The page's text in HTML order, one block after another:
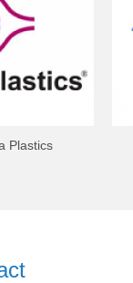
Plastics